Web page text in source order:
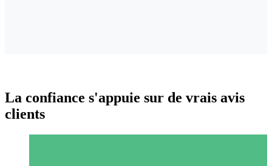
La confiance s'appuie sur de vrais avis
clients